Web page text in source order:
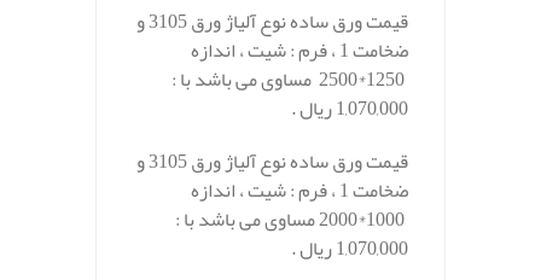
قیمت ورق ساده نوع آلیاژ ورق 3105 و
ضخامت 1 ، فرم : شیت ، اندازه
1250*2500 مساوی می باشد با :
1,070,000 ریال .
قیمت ورق ساده نوع آلیاژ ورق 3105 و
ضخامت 1 ، فرم : شیت ، اندازه
1000*2000 مساوی می باشد با :
1,070,000 ریال .